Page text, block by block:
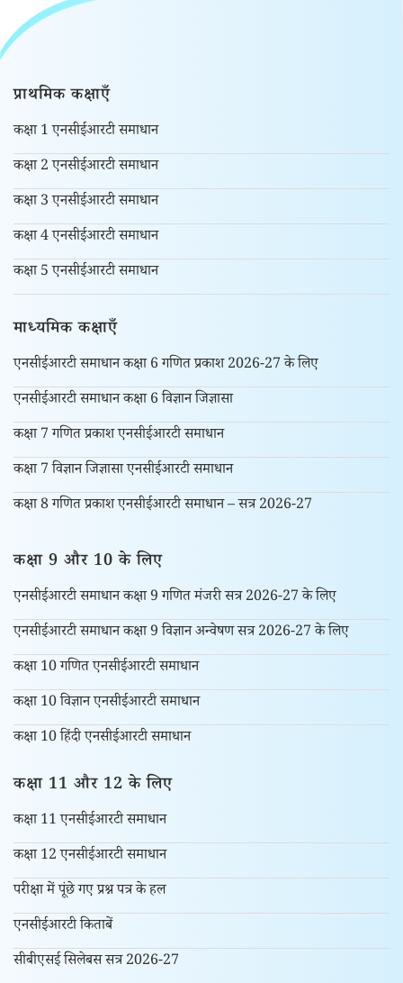
प्राथमिक कक्षाएँ
कक्षा 1 एनसीईआरटी समाधान
कक्षा 2 एनसीईआरटी समाधान
कक्षा 3 एनसीईआरटी समाधान
कक्षा 4 एनसीईआरटी समाधान
कक्षा 5 एनसीईआरटी समाधान
माध्यमिक कक्षाएँ
एनसीईआरटी समाधान कक्षा 6 गणित प्रकाश 2026-27 के लिए
एनसीईआरटी समाधान कक्षा 6 विज्ञान जिज्ञासा
कक्षा 7 गणित प्रकाश एनसीईआरटी समाधान
कक्षा 7 विज्ञान जिज्ञासा एनसीईआरटी समाधान
कक्षा 8 गणित प्रकाश एनसीईआरटी समाधान – सत्र 2026-27
कक्षा 9 और 10 के लिए
एनसीईआरटी समाधान कक्षा 9 गणित मंजरी सत्र 2026-27 के लिए
एनसीईआरटी समाधान कक्षा 9 विज्ञान अन्वेषण सत्र 2026-27 के लिए
कक्षा 10 गणित एनसीईआरटी समाधान
कक्षा 10 विज्ञान एनसीईआरटी समाधान
कक्षा 10 हिंदी एनसीईआरटी समाधान
कक्षा 11 और 12 के लिए
कक्षा 11 एनसीईआरटी समाधान
कक्षा 12 एनसीईआरटी समाधान
परीक्षा में पूंछे गए प्रश्न पत्र के हल
एनसीईआरटी किताबें
सीबीएसई सिलेबस सत्र 2026-27